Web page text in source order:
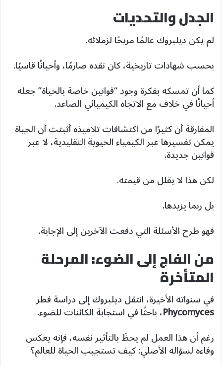
الجدل والتحديات
لم يكن ديلبروك عالمًا مريحًا لزملائه.
بحسب شهادات تاريخية، كان نقده صارمًا، وأحيانًا قاسيًا.
كما أن تمسكه بفكرة وجود “قوانين خاصة بالحياة” جعله
أحيانًا في خلاف مع الاتجاه الكيميائي الصاعد.
المفارقة أن كثيرًا من اكتشافات تلاميذه أثبتت أن الحياة
يمكن تفسيرها عبر الكيمياء الحيوية التقليدية، لا عبر
قوانين جديدة.
لكن هذا لا يقلل من قيمته.
بل ربما يزيدها.
فهو طرح الأسئلة التي دفعت الآخرين إلى الإجابة.
من الفاج إلى الضوء: المرحلة
المتأخرة
في سنواته الأخيرة، انتقل ديلبروك إلى دراسة فطر
Phycomyces، باحثًا في استجابة الكائنات للضوء.
رغم أن هذا العمل لم يحظَ بالتأثير نفسه، فإنه يعكس
وفاءه لسؤاله الأصلي: كيف تستجيب الحياة للعالم؟